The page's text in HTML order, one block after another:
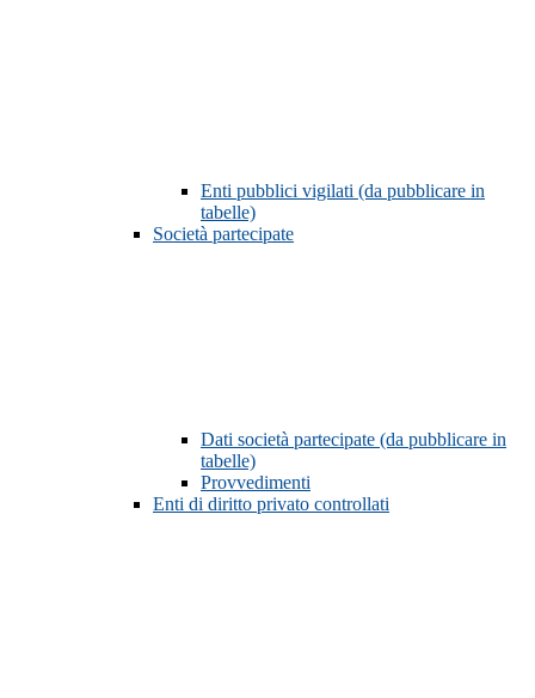
Enti pubblici vigilati (da pubblicare in
tabelle)
Società partecipate
Dati società partecipate (da pubblicare in
tabelle)
Provvedimenti
Enti di diritto privato controllati